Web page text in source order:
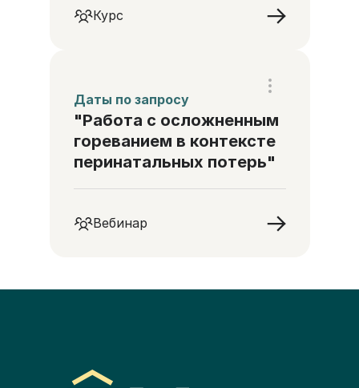
Курс
Даты по запросу
"Работа с осложненным
гореванием в контексте
перинатальных потерь"
Вебинар